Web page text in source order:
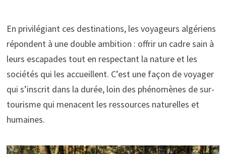
En privilégiant ces destinations, les voyageurs algériens
répondent à une double ambition : offrir un cadre sain à
leurs escapades tout en respectant la nature et les
sociétés qui les accueillent. C’est une façon de voyager
qui s’inscrit dans la durée, loin des phénomènes de sur-
tourisme qui menacent les ressources naturelles et
humaines.